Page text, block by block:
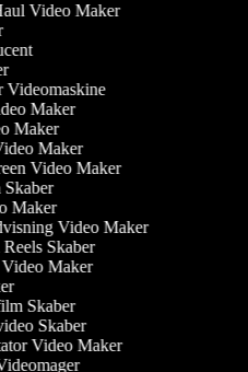
Video Maker
Videomaskine
Maker
Maker
Maker
Video Maker
Skaber
Maker
Video Maker
Reels Skaber
Video Maker
Skaber
Skaber
Video Maker